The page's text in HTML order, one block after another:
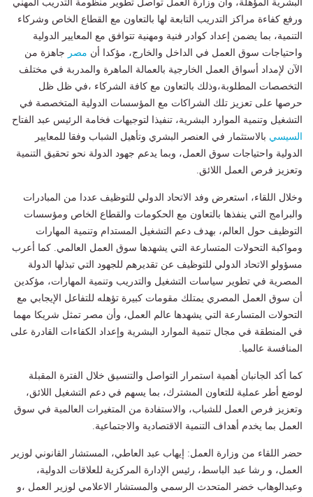
البشرية المؤهلة، وأن وزارة العمل تواصل تطوير منظومة التدريب المهني
ورفع كفاءة مراكز التدريب التابعة لها بالتعاون مع القطاع الخاص وشركاء
التنمية، بما يضمن إعداد كوادر فنية ومهنية تتوافق مع المعايير الدولية
واحتياجات سوق العمل في الداخل والخارج، مؤكدا أن مصر جاهزة من
الآن لإمداد أسواق العمل الخارجية بالعمالة الماهرة والمدربة في مختلف
التخصصات المطلوبة،وذلك بالتعاون مع كافة الشركاء ،في ظل ظل
حرصها على تعزيز تلك الشراكات مع المؤسسات الدولية المتخصصة في
التشغيل وتنمية الموارد البشرية، تنفيذا لتوجيهات فخامة الرئيس عبد الفتاح
السيسي بالاستثمار في العنصر البشري وتأهيل الشباب وفقا للمعايير
الدولية واحتياجات سوق العمل، وبما يدعم جهود الدولة نحو تحقيق التنمية
وتعزيز فرص العمل اللائق.
وخلال اللقاء، استعرض وفد الاتحاد الدولي للتوظيف عددا من المبادرات
والبرامج التي ينفذها بالتعاون مع الحكومات والقطاع الخاص ومؤسسات
التوظيف حول العالم، بهدف دعم التشغيل المستدام وتنمية المهارات
ومواكبة التحولات المتسارعة التي يشهدها سوق العمل العالمي. كما أعرب
مسؤولو الاتحاد الدولي للتوظيف عن تقديرهم للجهود التي تبذلها الدولة
المصرية في تطوير سياسات التشغيل والتدريب وتنمية المهارات، مؤكدين
أن سوق العمل المصري يمتلك مقومات كبيرة تؤهله للتفاعل الإيجابي مع
التحولات المتسارعة التي يشهدها عالم العمل، وأن مصر تمثل شريكا مهما
في المنطقة في مجال تنمية الموارد البشرية وإعداد الكفاءات القادرة على
المنافسة عالميا.
كما أكد الجانبان أهمية استمرار التواصل والتنسيق خلال الفترة المقبلة
لوضع أطر عملية للتعاون المشترك، بما يسهم في دعم التشغيل اللائق،
وتعزيز فرص العمل للشباب، والاستفادة من المتغيرات العالمية في سوق
العمل بما يخدم أهداف التنمية الاقتصادية والاجتماعية.
حضر اللقاء من وزارة العمل: إيهاب عبد العاطي، المستشار القانوني لوزير
العمل، و رشا عبد الباسط، رئيس الإدارة المركزية للعلاقات الدولية،
وعبدالوهاب خضر المتحدث الرسمي والمستشار الاعلامي لوزير العمل ،و